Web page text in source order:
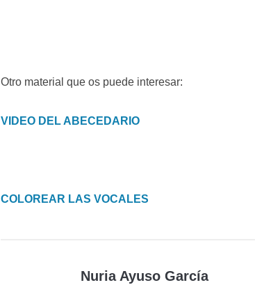
Otro material que os puede interesar:
VIDEO DEL ABECEDARIO
COLOREAR LAS VOCALES
Nuria Ayuso García